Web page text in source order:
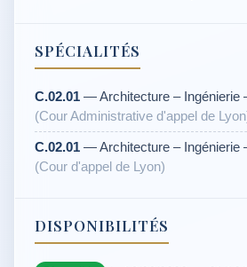
SPÉCIALITÉS
C.02.01 — Architecture – Ingénierie
(Cour Administrative d'appel de
C.02.01 — Architecture – Ingénierie
(Cour d'appel de Lyon)
DISPONIBILITÉS